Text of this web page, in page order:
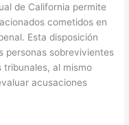
de California permite
cometidos en
Esta disposición
personas sobrevivientes
al mismo
acusaciones